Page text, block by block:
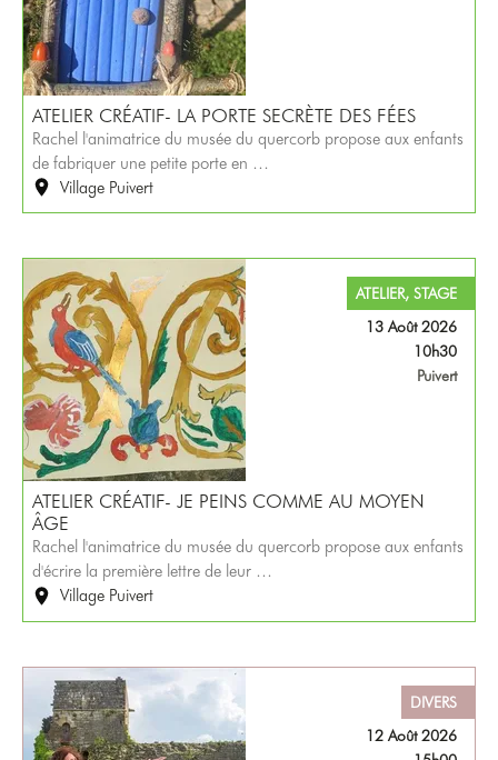
ATELIER CRÉATIF- LA PORTE SECRÈTE DES FÉES
Rachel l'animatrice du musée du quercorb propose aux enfants
de fabriquer une petite porte en …
Village Puivert
ATELIER, STAGE
13 Août 2026
10h30
Puivert
ATELIER CRÉATIF- JE PEINS COMME AU MOYEN
ÂGE
Rachel l'animatrice du musée du quercorb propose aux enfants
d'écrire la première lettre de leur …
Village Puivert
DIVERS
12 Août 2026